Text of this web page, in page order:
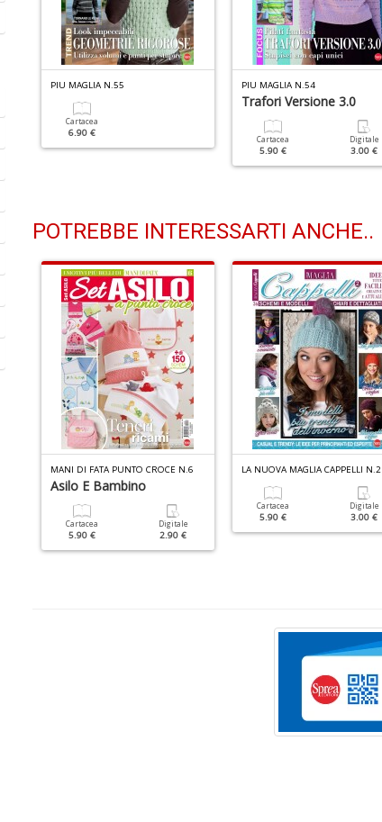
PIU MAGLIA N.55
Cartacea
6.90 €
PIU MAGLIA N.54
Trafori Versione 3.0
Cartacea
5.90 €
Digitale
3.00 €
POTREBBE INTERESSARTI ANCHE..
MANI DI FATA PUNTO CROCE N.6
Asilo E Bambino
Cartacea
5.90 €
Digitale
2.90 €
LA NUOVA MAGLIA CAPPELLI N.2
Cartacea
5.90 €
Digitale
3.00 €